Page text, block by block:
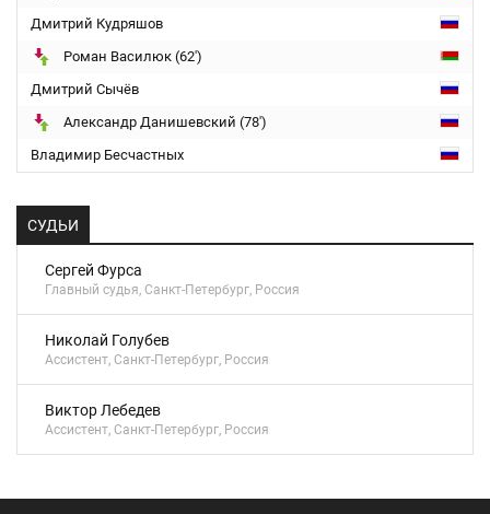
Дмитрий Кудряшов
Роман Василюк (62')
Дмитрий Сычёв
Александр Данишевский (78')
Владимир Бесчастных
СУДЬИ
Сергей Фурса
Главный судья, Санкт-Петербург, Россия
Николай Голубев
Ассистент, Санкт-Петербург, Россия
Виктор Лебедев
Ассистент, Санкт-Петербург, Россия